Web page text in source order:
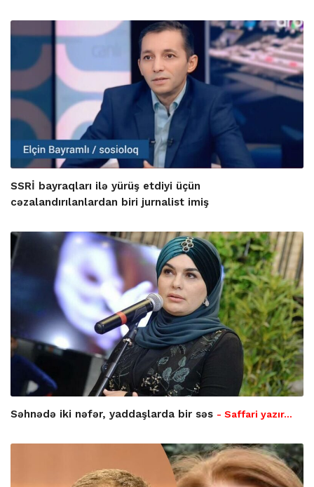
SSRİ bayraqları ilə yürüş etdiyi üçün
cəzalandırılanlardan biri jurnalist imiş
Səhnədə iki nəfər, yaddaşlarda bir səs - Saffari yazır…